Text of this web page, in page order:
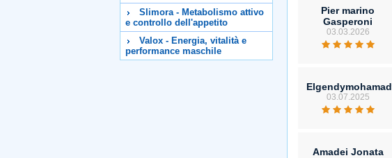
Slimora - Metabolismo attivo
e controllo dell'appetito
Valox - Energia, vitalità e
performance maschile
Pier marino
Gasperoni
03.03.2026
03.07.2025
Amadei Jonata